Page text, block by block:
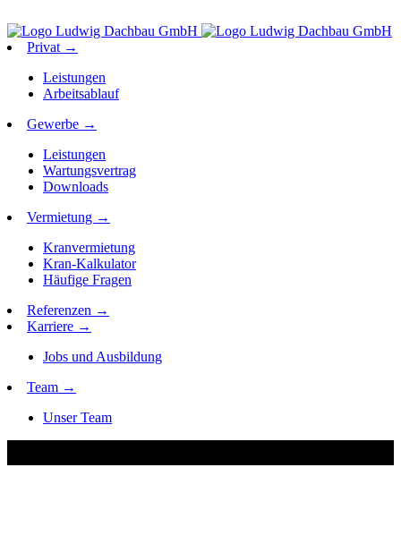
Privat →
Leistungen
Arbeitsablauf
Gewerbe →
Leistungen
Wartungsvertrag
Downloads
Vermietung →
Kranvermietung
Kran-Kalkulator
Häufige Fragen
Referenzen →
Karriere →
Jobs und Ausbildung
Team →
Unser Team